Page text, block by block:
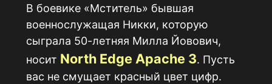
В боевике «Мститель» бывшая
военнослужащая Никки, которую
сыграла 50-летняя Милла Йовович,
носит North Edge Apache 3. Пусть
вас не смущает красный цвет цифр.